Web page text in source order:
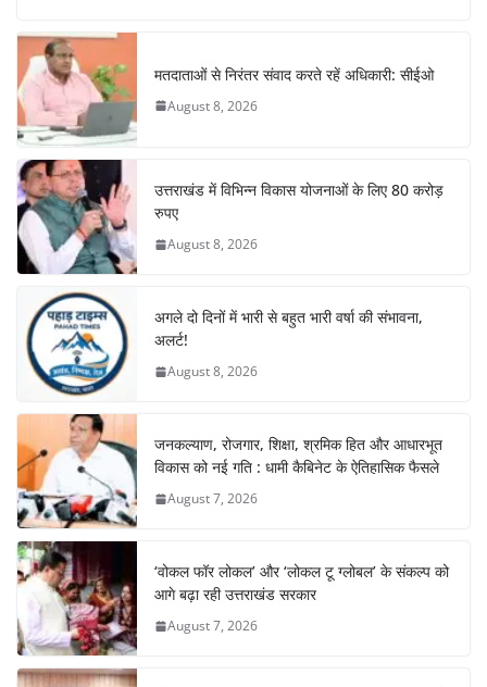
b
o
o
k
A
p
p
m n
मतदाताओं से निरंतर संवाद करते रहें अधिकारी: सीईओ
August 8, 2026
उत्तराखंड में विभिन्न विकास योजनाओं के लिए 80 करोड़
रुपए
August 8, 2026
अगले दो दिनों में भारी से बहुत भारी वर्षा की संभावना,
अलर्ट!
August 8, 2026
जनकल्याण, रोजगार, शिक्षा, श्रमिक हित और आधारभूत
विकास को नई गति : धामी कैबिनेट के ऐतिहासिक फैसले
August 7, 2026
‘वोकल फॉर लोकल’ और ‘लोकल टू ग्लोबल’ के संकल्प को
आगे बढ़ा रही उत्तराखंड सरकार
August 7, 2026